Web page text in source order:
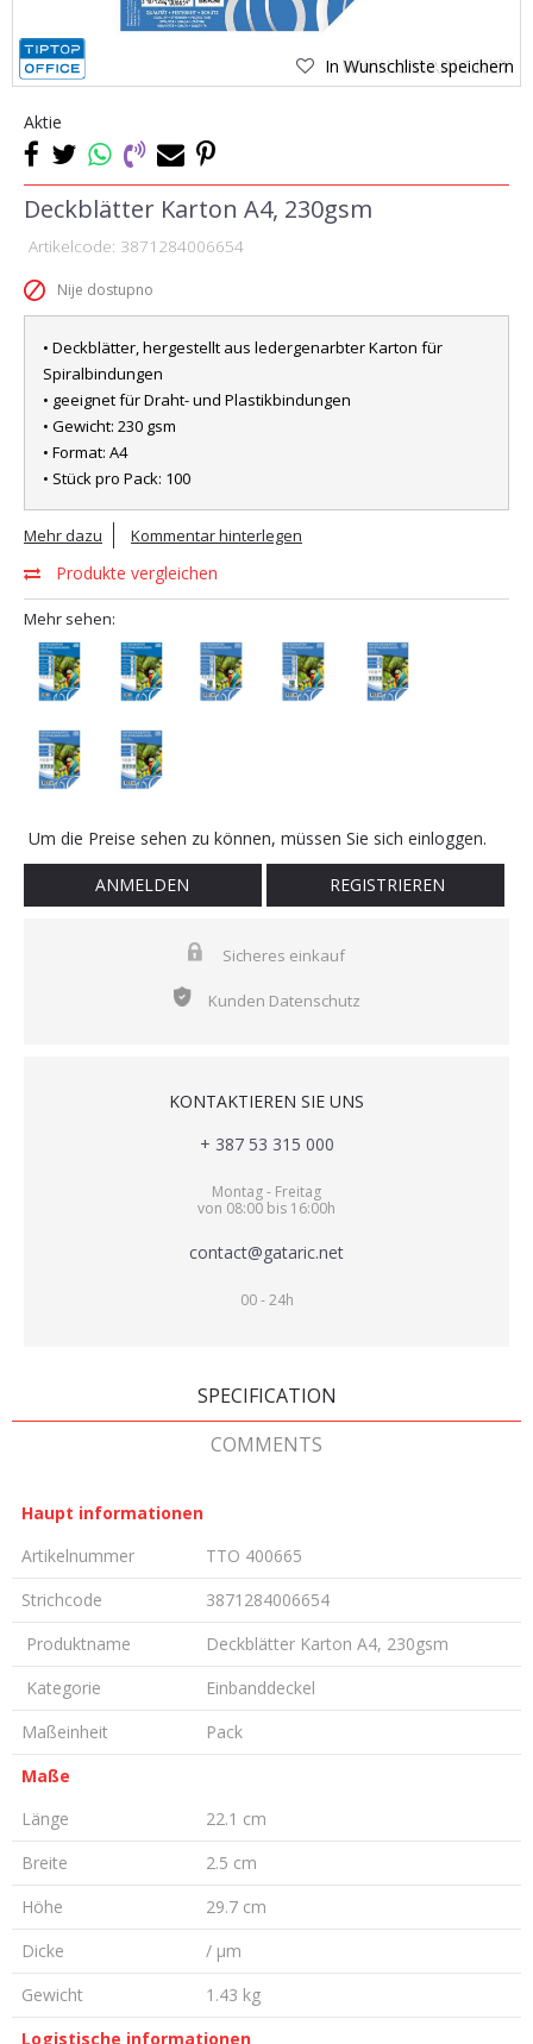
In Wunschliste speichern
Aktie
Deckblätter Karton A4, 230gsm
Artikelcode: 3871284006654
Nije dostupno
• Deckblätter, hergestellt aus ledergenarbter Karton für
Spiralbindungen
• geeignet für Draht- und Plastikbindungen
• Gewicht: 230 gsm
• Format: A4
• Stück pro Pack: 100
Mehr dazu Kommentar hinterlegen
Produkte vergleichen
Mehr sehen:
Um die Preise sehen zu können, müssen Sie sich einloggen.
ANMELDEN REGISTRIEREN
Sicheres einkauf
Kunden Datenschutz
KONTAKTIEREN SIE UNS
+ 387 53 315 000
Montag - Freitag
von 08:00 bis 16:00h
contact@gataric.net
00 - 24h
SPECIFICATION
COMMENTS
Haupt informationen
Artikelnummer
TTO 400665
Strichcode
3871284006654
Produktname
Deckblätter Karton A4, 230gsm
Kategorie
Einbanddeckel
Maßeinheit
Pack
Maße
Länge
22.1 cm
Breite
2.5 cm
Höhe
29.7 cm
Dicke
/ µm
Gewicht
1.43 kg
Logistische informationen